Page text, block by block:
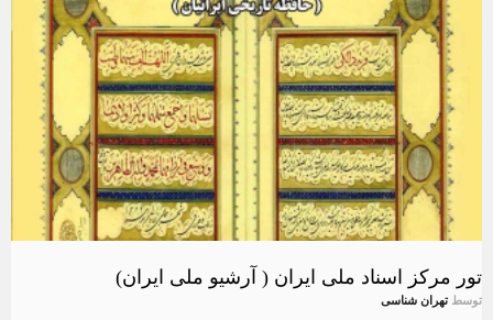
تور مرکز اسناد ملی ایران ( آرشیو ملی ایران)
توسطتهران شناسی